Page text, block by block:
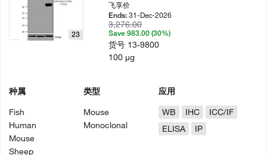
23
种属
Fish
Human
Mouse
Sheep
类型
Mouse
Monoclonal
应用
WB
IHC
ICC/IF
ELISA
IP
飞享价
Ends:31-Dec-2026
3,276.00
Save 983.00 (30%)
货号 13-9800
100 µg